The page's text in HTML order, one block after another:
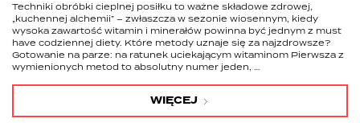
Techniki obróbki cieplnej posiłku to ważne składowe zdrowej,
„kuchennej alchemii” – zwłaszcza w sezonie wiosennym, kiedy
wysoka zawartość witamin i minerałów powinna być jednym z must
have codziennej diety. Które metody uznaje się za najzdrowsze?
Gotowanie na parze: na ratunek uciekającym witaminom Pierwsza z
wymienionych metod to absolutny numer jeden, …
WIĘCEJ